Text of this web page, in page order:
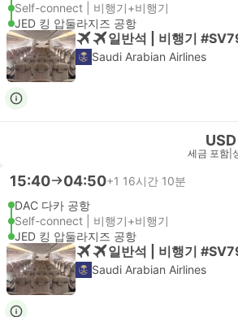
Self-connect | 비행기+비행기
JED 킹 압둘라지즈 공항
일반석 | 비행기
Saudi Arabian Airlines
세금 포함
15:40 04:50+1 16시간 10분
DAC 다카 공항
Self-connect | 비행기+비행기
JED 킹 압둘라지즈 공항
일반석 | 비행기
Saudi Arabian Airlines